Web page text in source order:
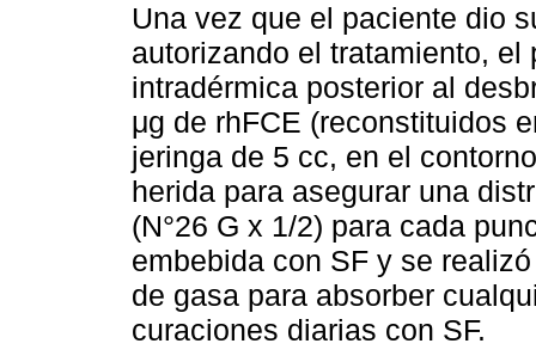
Una vez que el paciente dio
autorizando el tratamiento,
intradérmica posterior al
μg de rhFCE (reconstituidos
jeringa de 5 cc, en el
herida para asegurar una
(N°26 G x 1/2) para cada
embebida con SF y se
de gasa para absorber
curaciones diarias con SF.